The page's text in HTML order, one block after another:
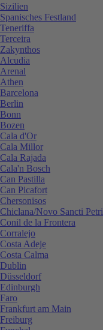
Sizilien
Spanisches Festland
Teneriffa
Terceira
Zakynthos
Alcudia
Arenal
Athen
Barcelona
Berlin
Bonn
Bozen
Cala d'Or
Cala Millor
Cala Rajada
Cala'n Bosch
Can Pastilla
Can Picafort
Chersonisos
Chiclana/Novo Sancti Petri
Conil de la Frontera
Corralejo
Costa Adeje
Costa Calma
Dublin
Düsseldorf
Edinburgh
Faro
Frankfurt am Main
Freiburg